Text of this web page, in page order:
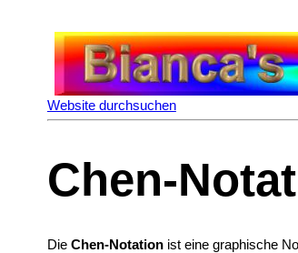
Website durchsuchen
Chen-
Die Chen-Notationist eine graphische